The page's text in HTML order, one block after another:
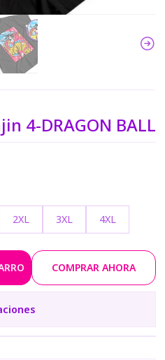
4-DRAGON BALL
2XL 3XL 4XL
COMPRAR AHORA